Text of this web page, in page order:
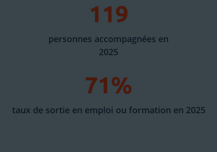
119
personnes accompagnées en
2025
71%
taux de sortie en emploi ou formation en 2025